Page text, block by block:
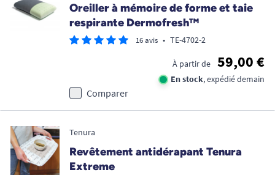
Oreiller à mémoire de forme et taie
respirante Dermofresh™
16 avis • TE-4702-2
À partir de 59,00 €
En stock, expédié demain
Comparer
Tenura
Revêtement antidérapant Tenura
Extreme